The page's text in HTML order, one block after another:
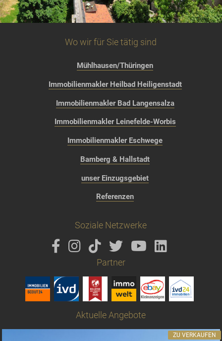
Wo wir für Sie tätig sind
Mühlhausen/Thüringen
Immobilienmakler Heilbad Heiligenstadt
Immobilienmakler Bad Langensalza
Immobilienmakler Leinefelde-Worbis
Immobilienmakler Eschwege
Bamberg & Hallstadt
unser Einzugsgebiet
Referenzen
Soziale Netzwerke
Partner
Aktuelle Angebote
ZU VERKAUFEN